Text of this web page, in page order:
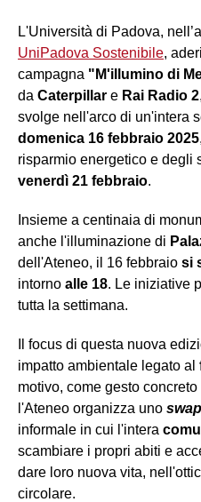
L'Università di Padova,
UniPadova Sostenibile,
campagna "M'illumino di
da Caterpillar e Rai Radio 2
svolge nell'arco di un'intera
domenica 16 febbraio 2025
risparmio energetico e degli
venerdì 21 febbraio.
Insieme a centinaia di
anche l'illuminazione di
dell'Ateneo, il 16 febbraio si
intorno alle 18. Le iniziative
tutta la settimana.
Il focus di questa nuova
impatto ambientale legato al
motivo, come gesto
l'Ateneo organizza uno
informale in cui l'intera
scambiare i propri abiti e
dare loro nuova vita,
circolare.